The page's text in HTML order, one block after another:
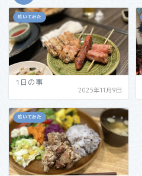
呟いてみた
1日の事
2025年11月9日
呟いてみた